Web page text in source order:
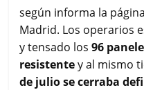
o
k
r
p
p
t
i
r
según informa la
Madrid. Los operarios
y tensado los96
resistentey al mismo
de julio se cerraba